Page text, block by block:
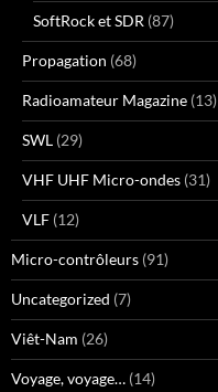
SoftRock et SDR (87)
Propagation (68)
Radioamateur Magazine (13)
SWL (29)
VHF UHF Micro-ondes (31)
VLF (12)
Micro-contrôleurs (91)
Uncategorized (7)
Viêt-Nam (26)
Voyage, voyage… (14)